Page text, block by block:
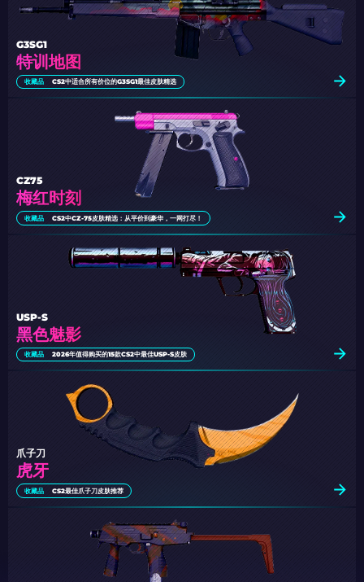
特训地图
G3SG1
收藏品 CS2中适合所有价位的G3SG1最佳皮肤精选
梅红时刻
CZ75
收藏品 CS2中CZ-75皮肤精选：从平价到豪华，一网打尽！
黑色魅影
USP-S
收藏品 2026年值得购买的15款CS2中最佳USP-S皮肤
虎牙
爪子刀
收藏品 CS2最佳爪子刀皮肤推荐